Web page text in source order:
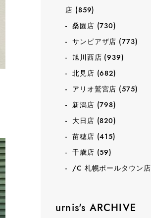
店 (859)
桑園店 (730)
サンピアザ店 (773)
旭川西店 (939)
北見店 (682)
アリオ鷲宮店 (575)
新潟店 (798)
大日店 (820)
苗穂店 (415)
千歳店 (59)
/C 札幌ポールタウン店
urnis's ARCHIVE